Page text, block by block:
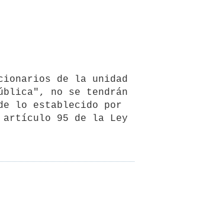
no se tendrán
lo establecido por
artículo 95 de la Ley